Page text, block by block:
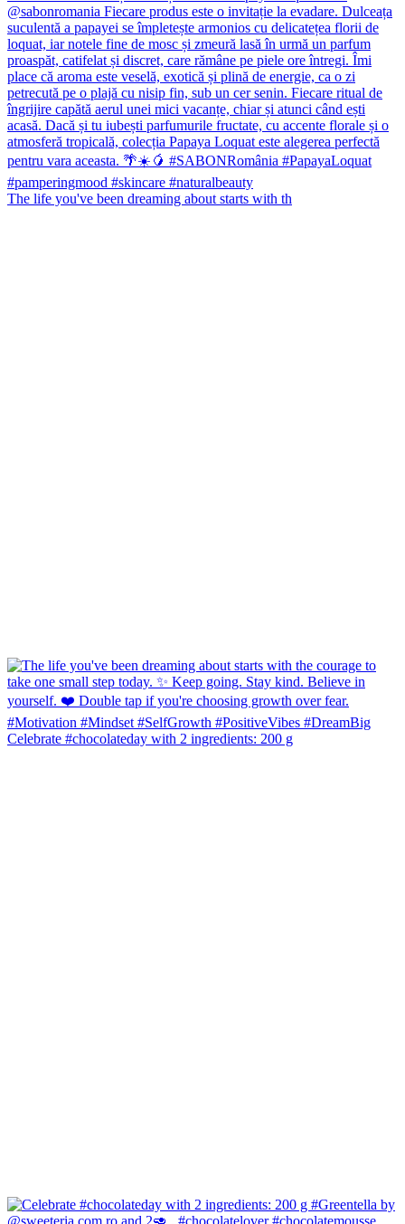
The life you've been dreaming about starts with th
Celebrate #chocolateday with 2 ingredients: 200 g